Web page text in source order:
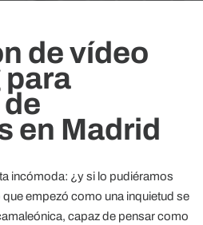
de vídeo
en Madrid
incómoda: ¿y si lo pudiéramos
empezó como una inquietud se
capaz de pensar como